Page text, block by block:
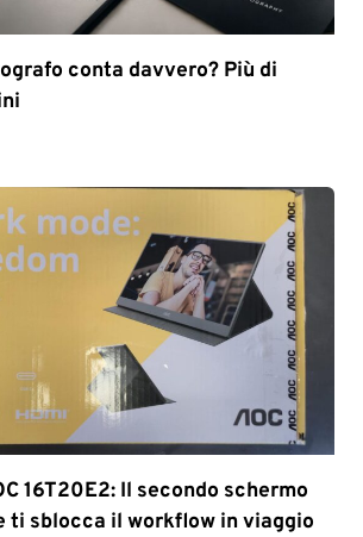
conta davvero? Più di
16T20E2: Il secondo schermo
ti sblocca il workflow in viaggio